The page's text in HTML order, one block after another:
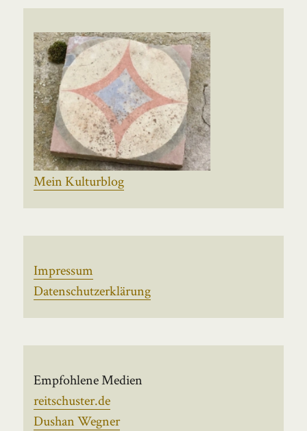
Mein Kulturblog
Impressum
Datenschutzerklärung
Empfohlene Medien
reitschuster.de
Dushan Wegner